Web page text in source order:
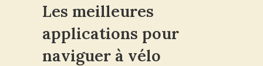
Les meilleures
applications pour
naviguer à vélo